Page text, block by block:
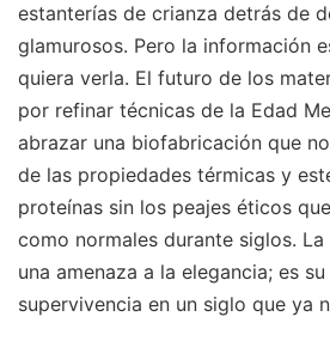
estanterías de crianza detrás de
glamurosos. Pero la información
quiera verla. El futuro de los
por refinar técnicas de la Edad
abrazar una biofabricación que
de las propiedades térmicas y
proteínas sin los peajes éticos
como normales durante siglos.
una amenaza a la elegancia; es
supervivencia en un siglo que ya